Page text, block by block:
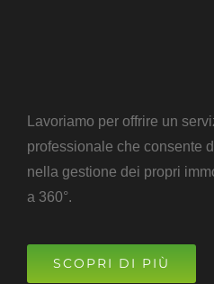
Lavoriamo per offrire un
professionale che consente
nella gestione dei propri
a 360°.
SCOPRI DI PIÙ